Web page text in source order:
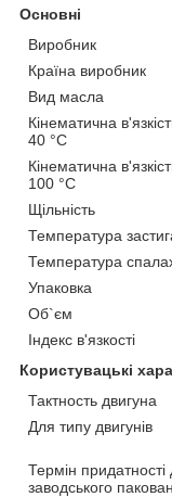
Основні
Виробник
Країна виробник
Вид масла
Кінематична
40 °С
Кінематична
100 °С
Щільність
Температура
Температура
Упаковка
Об`єм
Індекс в'язкості
Користувацькі
Тактность двигуна
Для типу двигунів
Термін придатності
заводського